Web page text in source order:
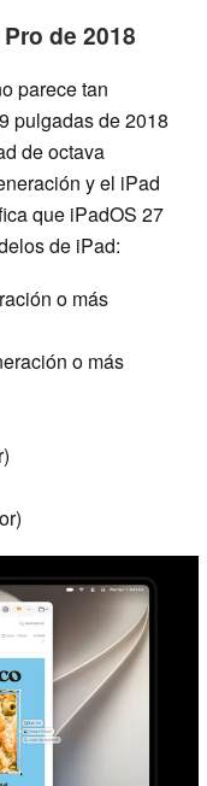
de 2018
parece tan
pulgadas de 2018
de octava
y el iPad
que iPadOS 27
de iPad:
o más
o más